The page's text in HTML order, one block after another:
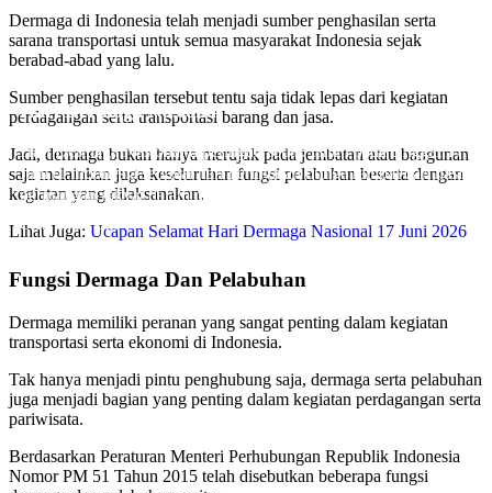
Dermaga di Indonesia telah menjadi sumber penghasilan serta
sarana transportasi untuk semua masyarakat Indonesia sejak
berabad-abad yang lalu.
Sumber penghasilan tersebut tentu saja tidak lepas dari kegiatan
perdagangan serta transportasi barang dan jasa.
Jadi, dermaga bukan hanya merujuk pada jembatan atau bangunan
saja melainkan juga keseluruhan fungsi pelabuhan beserta dengan
kegiatan yang dilaksanakan.
Lihat Juga: Ucapan Selamat Hari Dermaga Nasional 17 Juni 2026
Hari Dermaga Nasional
Hari Dermaga Nasional diperingati setiap tahun pada tanggal 17
Juni di Indonesia sebagai hari peringatan bunga rampai dari hasil
perjuangan rakyat dalam mengisi kemerdekaan Indonesia pada
Oleh Endik Eko
Fungsi Dermaga Dan Pelabuhan
Dermaga memiliki peranan yang sangat penting dalam kegiatan
transportasi serta ekonomi di Indonesia.
Tak hanya menjadi pintu penghubung saja, dermaga serta pelabuhan
juga menjadi bagian yang penting dalam kegiatan perdagangan serta
pariwisata.
Berdasarkan Peraturan Menteri Perhubungan Republik Indonesia
Nomor PM 51 Tahun 2015 telah disebutkan beberapa fungsi